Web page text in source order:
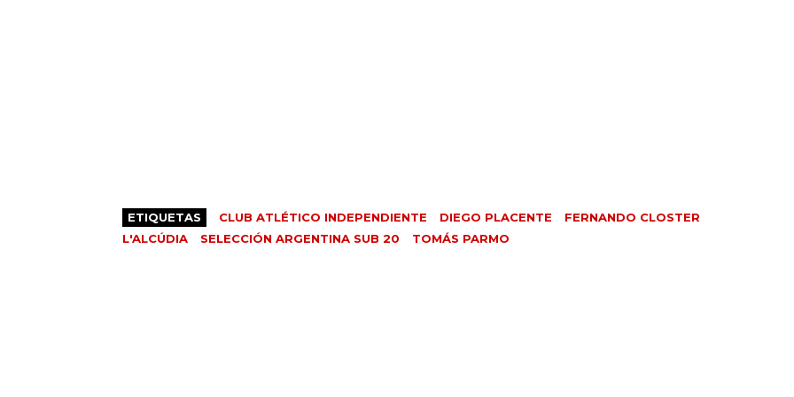
ETIQUETAS CLUB ATLÉTICO INDEPENDIENTE DIEGO PLACENTE
FERNANDO CLOSTER
L'ALCÚDIA
SELECCIÓN ARGENTINA SUB 20 TOMÁS PARMO